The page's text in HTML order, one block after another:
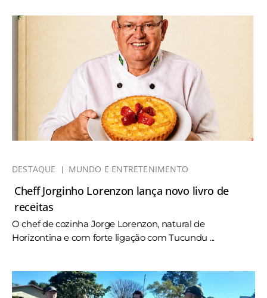
DESTAQUE MUNDO E ENTRETENIMENTO
Cheff Jorginho Lorenzon lança novo livro de
receitas
O chef de cozinha Jorge Lorenzon, natural de
Horizontina e com forte ligação com Tucundu ...